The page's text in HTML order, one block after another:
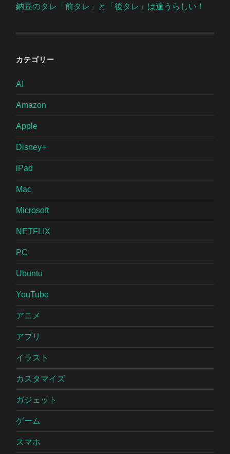
納豆のタレ「前タレ」と「後タレ」は違うらしい！
カテゴリー
AI
Amazon
Apple
Disney+
iPad
Mac
Microsoft
NETFLIX
PC
Ubuntu
YouTube
アニメ
アプリ
イラスト
カスタマイズ
ガジェット
ゲーム
スマホ